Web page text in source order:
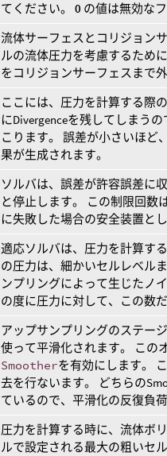
てください。0 の値は無効な
流体サーフェスとコリジョン
ルの流体圧力を考慮するため
をコリジョンサーフェスまで外
ここには、圧力を計算する際
にDivergenceを残してしまう
こります。 誤差が小さいほど
果が生成されます。
ソルバは、誤差が許容誤差に
と停止します。 この制限回数
に失敗した場合の安全装置と
適応ソルバは、圧力を計算す
の圧力は、細かいセルレベル
ンプリングによって生じたノ
の度に圧力に対して、この数
アップサンプリングのステー
使って平滑化されます。 この
Smootherを有効にします。
去を行ないます。 どちらの
ているので、平滑化の反復負荷
圧力を計算する時に、流体ボ
ルで設定される最大の粗いセ